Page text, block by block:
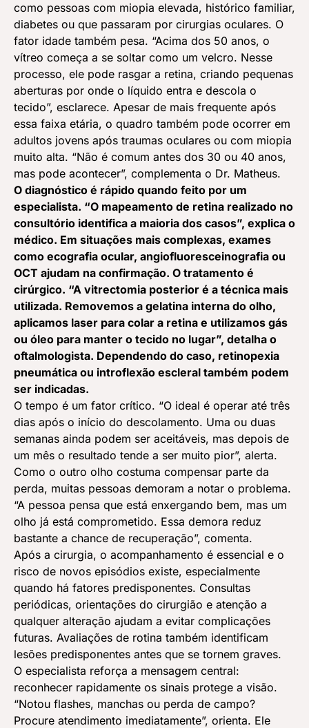
como pessoas com miopia elevada, histórico familiar,
diabetes ou que passaram por cirurgias oculares. O
fator idade também pesa. “Acima dos 50 anos, o
vítreo começa a se soltar como um velcro. Nesse
processo, ele pode rasgar a retina, criando pequenas
aberturas por onde o líquido entra e descola o
tecido”, esclarece. Apesar de mais frequente após
essa faixa etária, o quadro também pode ocorrer em
adultos jovens após traumas oculares ou com miopia
muito alta. “Não é comum antes dos 30 ou 40 anos,
mas pode acontecer”, complementa o Dr. Matheus.
O diagnóstico é rápido quando feito por um
especialista. “O mapeamento de retina realizado no
consultório identifica a maioria dos casos”, explica o
médico. Em situações mais complexas, exames
como ecografia ocular, angiofluoresceinografia ou
OCT ajudam na confirmação. O tratamento é
cirúrgico. “A vitrectomia posterior é a técnica mais
utilizada. Removemos a gelatina interna do olho,
aplicamos laser para colar a retina e utilizamos gás
ou óleo para manter o tecido no lugar”, detalha o
oftalmologista. Dependendo do caso, retinopexia
pneumática ou introflexão escleral também podem
ser indicadas.
O tempo é um fator crítico. “O ideal é operar até três
dias após o início do descolamento. Uma ou duas
semanas ainda podem ser aceitáveis, mas depois de
um mês o resultado tende a ser muito pior”, alerta.
Como o outro olho costuma compensar parte da
perda, muitas pessoas demoram a notar o problema.
“A pessoa pensa que está enxergando bem, mas um
olho já está comprometido. Essa demora reduz
bastante a chance de recuperação”, comenta.
Após a cirurgia, o acompanhamento é essencial e o
risco de novos episódios existe, especialmente
quando há fatores predisponentes. Consultas
periódicas, orientações do cirurgião e atenção a
qualquer alteração ajudam a evitar complicações
futuras. Avaliações de rotina também identificam
lesões predisponentes antes que se tornem graves.
O especialista reforça a mensagem central:
reconhecer rapidamente os sinais protege a visão.
“Notou flashes, manchas ou perda de campo?
Procure atendimento imediatamente”, orienta. Ele